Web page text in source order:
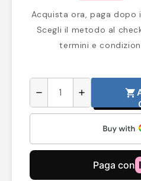
Acquista ora, paga dopo
Scegli il metodo al
termini e
remove add shopping_cart